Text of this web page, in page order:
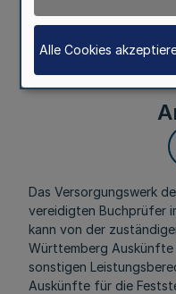
Württemberg in der
Wirtschaftsprüfer und
Lande Nordrhein-
Das Versorgungswerk
vereidigten Buchprüfer
kann von der
Württemberg
sonstigen
Auskünfte für die
Alle Cookies